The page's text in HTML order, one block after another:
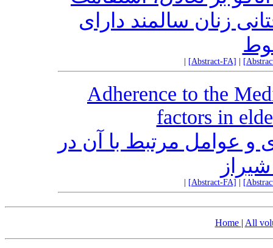
زنان سالمند دارای
[Abstract-FA]
Adherence to the
factors in
و عوامل مرتبط با آن در
[Abstract-FA]
Home | All